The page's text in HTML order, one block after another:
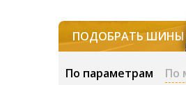
ПОДОБРАТЬ ШИНЫ
По параметрам По